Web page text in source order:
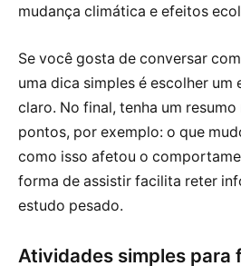
mudança climática e efeitos
Se você gosta de conversar
uma dica simples é escolher
claro. No final, tenha um
pontos, por exemplo: o que
como isso afetou o
forma de assistir facilita reter
estudo pesado.
Atividades simples para